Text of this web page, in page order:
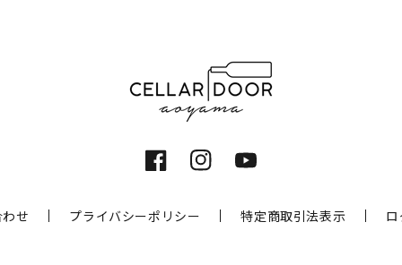
FacebookInstagramYouTube
せ プライバシーポリシー 特定商取引法表示